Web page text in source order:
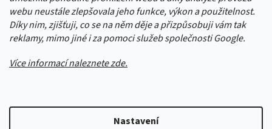
webu neustále zlepšovala jeho funkce, výkon a použitelnost.
Díky nim, zjišťuji, co se na něm děje a přizpůsobuji vám tak
reklamy, mimo jiné i za pomoci služeb společnosti Google.
Více informací naleznete zde.
Nastavení
Přijímáme online platby